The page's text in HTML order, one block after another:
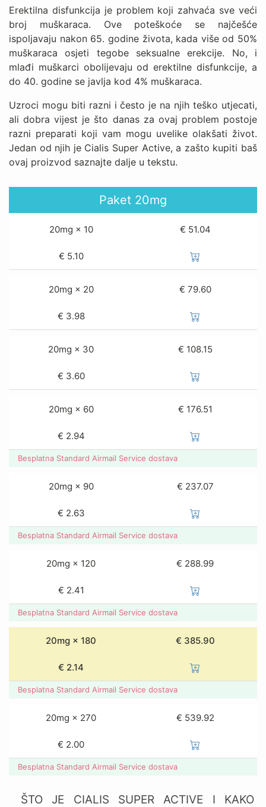
Erektilna disfunkcija je problem koji zahvaća sve veći
broj muškaraca. Ove poteškoće se najčešće
ispoljavaju nakon 65. godine života, kada više od 50%
muškaraca osjeti tegobe seksualne erekcije. No, i
mlađi muškarci obolijevaju od erektilne disfunkcije, a
do 40. godine se javlja kod 4% muškaraca.
Uzroci mogu biti razni i često je na njih teško utjecati,
ali dobra vijest je što danas za ovaj problem postoje
razni preparati koji vam mogu uvelike olakšati život.
Jedan od njih je Cialis Super Active, a zašto kupiti baš
ovaj proizvod saznajte dalje u tekstu.
Paket 20mg
20mg × 10 € 51.04
€ 5.10
20mg × 20 € 79.60
€ 3.98
20mg × 30 € 108.15
€ 3.60
20mg × 60 € 176.51
€ 2.94
Besplatna Standard Airmail Service dostava
20mg × 90 € 237.07
€ 2.63
Besplatna Standard Airmail Service dostava
20mg × 120 € 288.99
€ 2.41
Besplatna Standard Airmail Service dostava
20mg × 180 € 385.90
€ 2.14
Besplatna Standard Airmail Service dostava
20mg × 270 € 539.92
€ 2.00
Besplatna Standard Airmail Service dostava
ŠTO JE CIALIS SUPER ACTIVE I KAKO